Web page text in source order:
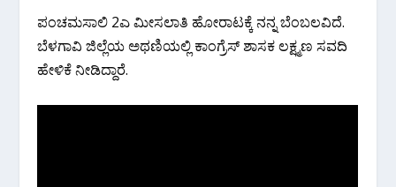
ಪಂಚಮಸಾಲಿ 2ಎ ಮೀಸಲಾತಿ ಹೋರಾಟಕ್ಕೆ ನನ್ನ ಬೆಂಬಲವಿದೆ.
ಬೆಳಗಾವಿ ಜಿಲ್ಲೆಯ ಅಥಣಿಯಲ್ಲಿ ಕಾಂಗ್ರೆಸ್ ಶಾಸಕ ಲಕ್ಷ್ಮಣ ಸವದಿ
ಹೇಳಿಕೆ ನೀಡಿದ್ದಾರೆ.